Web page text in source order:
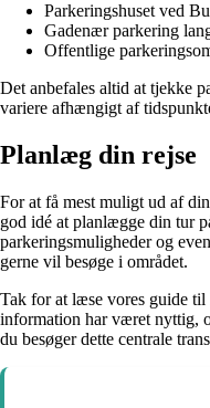
Parkeringshuset ved
Gadenær parkering
Offentlige
Det anbefales altid at tjekke
variere afhængigt af
Planlæg din rejse
For at få mest muligt ud af
god idé at planlægge din tur
parkeringsmuligheder og
gerne vil besøge i området.
Tak for at læse vores guide til
information har været nyttig,
du besøger dette centrale